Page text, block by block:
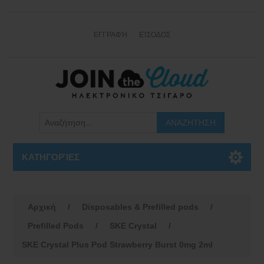
ΕΓΓΡΑΦΉ ΕΊΣΟΔΟΣ
ΚΑΤΗΓΟΡΊΕΣ
Αρχική / Disposables & Prefilled pods
/
Prefilled Pods
/ SKE Crystal
/
SKE Crystal Plus Pod Strawberry Burst 0mg 2ml